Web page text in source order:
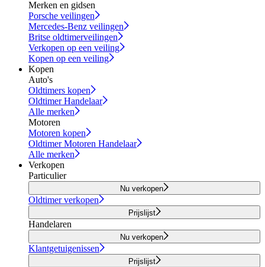
Merken en gidsen
Porsche veilingen
Mercedes-Benz veilingen
Britse oldtimerveilingen
Verkopen op een veiling
Kopen op een veiling
Kopen
Auto's
Oldtimers kopen
Oldtimer Handelaar
Alle merken
Motoren
Motoren kopen
Oldtimer Motoren Handelaar
Alle merken
Verkopen
Particulier
Nu verkopen
Oldtimer verkopen
Prijslijst
Handelaren
Nu verkopen
Klantgetuigenissen
Prijslijst